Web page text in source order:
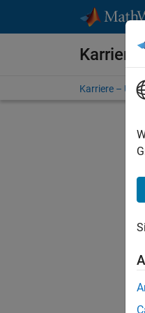
Karriere
Karriere –